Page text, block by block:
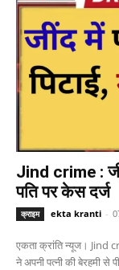
Jind crime :
पति पर केस दर्ज
क्राइम ekta kranti -
एकता क्रांति न्यूज। Jind
ने अपनी पत्नी की बेरहमी से